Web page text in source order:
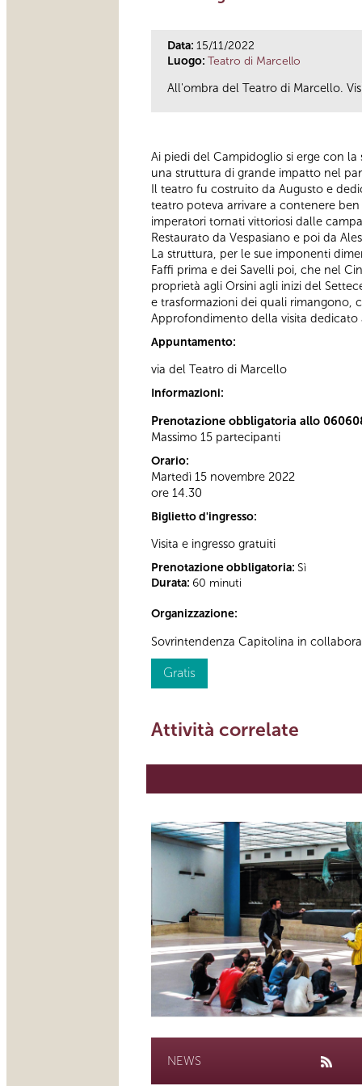
Data: 15/11/2022
Luogo: Teatro di Marcello
All'ombra del Teatro di Marcello.
Ai piedi del Campidoglio si erge con
una struttura di grande impatto nel
Il teatro fu costruito da Augusto e
teatro poteva arrivare a contenere
imperatori tornati vittoriosi dalle
Restaurato da Vespasiano e poi da
La struttura, per le sue imponenti
Faffi prima e dei Savelli poi, che nel
proprietà agli Orsini agli inizi del
e trasformazioni dei quali rimangono,
Approfondimento della visita dedicato
Appuntamento:
via del Teatro di Marcello
Informazioni:
Prenotazione obbligatoria allo
Massimo 15 partecipanti
Orario:
Martedì 15 novembre 2022
ore 14.30
Biglietto d'ingresso:
Visita e ingresso gratuiti
Prenotazione obbligatoria: Sì
Durata: 60 minuti
Organizzazione:
Sovrintendenza Capitolina in
Gratis
Attività correlate
NEWS